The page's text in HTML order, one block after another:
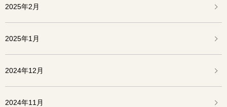
2025年2月
2025年1月
2024年12月
2024年11月